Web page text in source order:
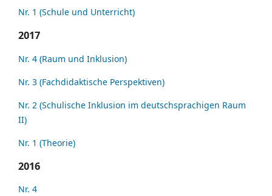
Nr. 1 (Schule und Unterricht)
2017
Nr. 4 (Raum und Inklusion)
Nr. 3 (Fachdidaktische Perspektiven)
Nr. 2 (Schulische Inklusion im deutschsprachigen Raum
II)
Nr. 1 (Theorie)
2016
Nr. 4